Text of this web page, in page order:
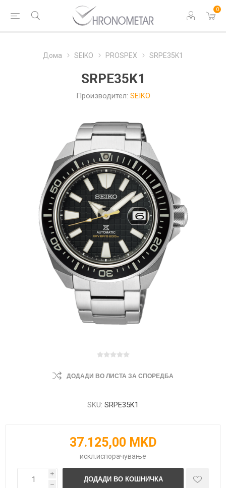
0
Дома SEIKO PROSPEX SRPE35K1
SRPE35K1
Производител: SEIKO
ДОДАДИ ВО ЛИСТА ЗА СПОРЕДБА
SKU: SRPE35K1
37.125,00 MKD
искл. испорачување
i
h